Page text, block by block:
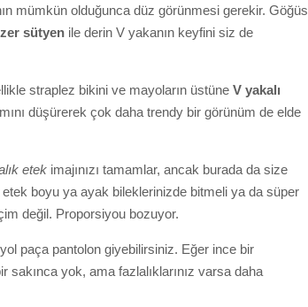
mümkün olduğunca düz görünmesi gerekir. Göğüs
sütyen ile derin V yakanın keyfini siz de
straplez bikini ve mayoların üstüne V yakalı
düşürerek çok daha trendy bir görünüm de elde
etek imajınızı tamamlar, ancak burada da size
boyu ya ayak bileklerinizde bitmeli ya da süper
değil. Proporsiyou bozuyor.
paça pantolon giyebilirsiniz. Eğer ince bir
yok, ama fazlalıklarınız varsa daha